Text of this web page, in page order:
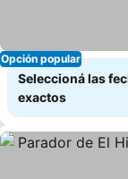
Opción popular
Seleccioná las
exactos